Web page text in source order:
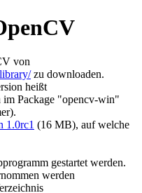
von
zu downloaden.
heißt
im Package "opencv-win"
1.0rc1 (16 MB), auf welche
gestartet werden.
werden